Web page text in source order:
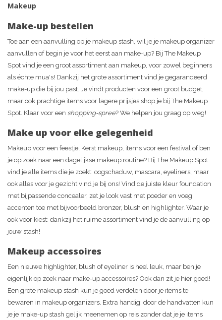
Makeup
Make-up bestellen
Toe aan een aanvulling op je makeup stash, wil je je makeup organizer
aanvullen of begin je voor het eerst aan make-up? Bij The Makeup
Spot vind je een groot assortiment aan makeup, voor zowel beginners
als échte mua's! Dankzij het grote assortiment vind je gegarandeerd
make-up die bij jou past. Je vindt producten voor een groot budget,
maar ook prachtige items voor lagere prijsjes shop je bij The Makeup
Spot. Klaar voor een shopping-spree? We helpen jou graag op weg!
Make up voor elke gelegenheid
Makeup voor een feestje, Kerst makeup, items voor een festival of ben
je op zoek naar een dagelijkse makeup routine? Bij The Makeup Spot
vind je alle items die je zoekt: oogschaduw, mascara, eyeliners, maar
ook alles voor je gezicht vind je bij ons! Vind de juiste kleur foundation
met bijpassende concealer, zet je look vast met poeder en voeg
accenten toe met bijvoorbeeld bronzer, blush en highlighter. Waar je
ook voor kiest: dankzij het ruime assortiment vind je de aanvulling op
jouw stash!
Makeup accessoires
Een nieuwe highlighter, blush of eyeliner is heel leuk, maar ben je
eigenlijk op zoek naar make-up accessoires? Ook dan zit je hier goed!
Een grote makeup stash kun je goed verdelen door je items te
bewaren in makeup organizers. Extra handig: door de handvatten kun
je je make-up stash gelijk meenemen op reis zonder dat je je items